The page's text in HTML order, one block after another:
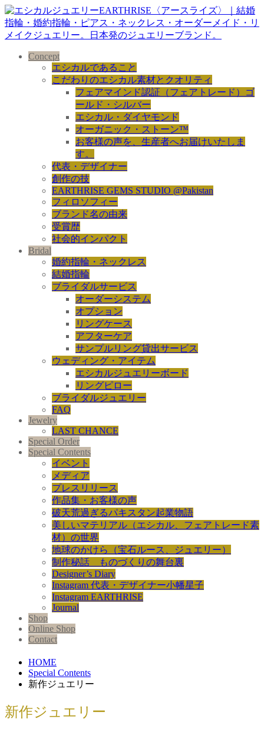
Concept
エシカルであること
こだわりのエシカル素材とクオリティ
フェアマインド認証（フェアトレード）ゴ
ールド・シルバー
エシカル・ダイヤモンド
オーガニック・ストーン™
お客様の声を、生産者へお届けいたしま
す。
代表・デザイナー
創作の技
EARTHRISE GEMS STUDIO @Pakistan
フィロソフィー
ブランド名の由来
受賞歴
社会的インパクト
Bridal
婚約指輪・ネックレス
結婚指輪
ブライダルサービス
オーダーシステム
オプション
リングケース
アフターケア
サンプルリング貸出サービス
ウェディング・アイテム
エシカルジュエリーボード
リングピロー
ブライダルジュエリー
FAQ
Jewelry
LAST CHANCE
Special Order
Special Contents
イベント
メディア
プレスリリース
作品集・お客様の声
破天荒過ぎるパキスタン起業物語
美しいマテリアル（エシカル、フェアトレード素
材）の世界
地球のかけら（宝石ルース、ジュエリー）
制作秘話 ものづくりの舞台裏
Designer’s Diary
Instagram 代表・デザイナー小幡星子
Instagram EARTHRISE
Journal
Shop
Online Shop
Contact
HOME
Special Contents
新作ジュエリー
新作ジュエリー